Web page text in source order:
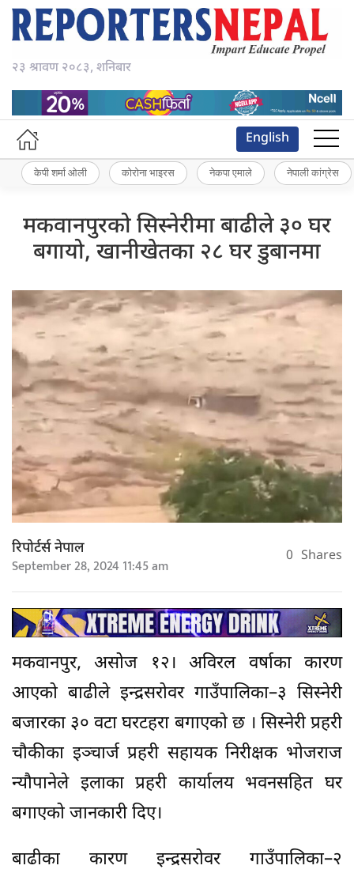
२३ श्रावण २०८३, शनिबार
English
केपी शर्मा ओली कोरोना भाइरस नेकपा एमाले नेपाली कांग्रेस
मकवानपुरको सिस्नेरीमा बाढीले ३० घर
बगायो, खानीखेतका २८ घर डुबानमा
रिपोर्टर्स नेपाल
September 28, 2024 11:45 am 0 Shares
मकवानपुर, असोज १२। अविरल वर्षाका कारण
आएको बाढीले इन्द्रसरोवर गाउँपालिका–३ सिस्नेरी
बजारका ३० वटा घरटहरा बगाएको छ । सिस्नेरी प्रहरी
चौकीका इञ्चार्ज प्रहरी सहायक निरीक्षक भोजराज
न्यौपानेले इलाका प्रहरी कार्यालय भवनसहित घर
बगाएको जानकारी दिए।
बाढीका कारण इन्द्रसरोवर गाउँपालिका–२